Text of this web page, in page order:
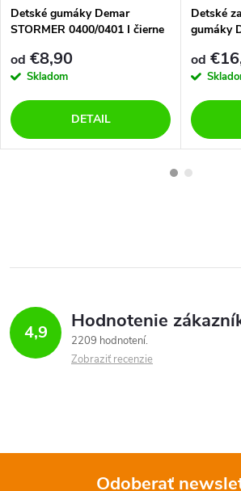
Detské gumáky Demar
STORMER 0400/0401 I čierne
od €8,90
Skladom
DETAIL
Detské
gumáky
od
4,9 Hodnotenie
2209 hodnotení
Zobraziť recenzie
Odoberať